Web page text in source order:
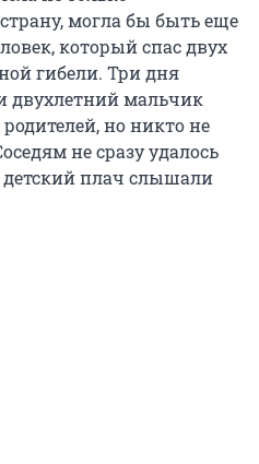
могла бы быть еще
который спас двух
гибели. Три дня
двухлетний мальчик
но никто не
не сразу удалось
детский плач слышали